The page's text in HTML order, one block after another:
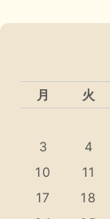
月 火
3
4
10
11
17
18